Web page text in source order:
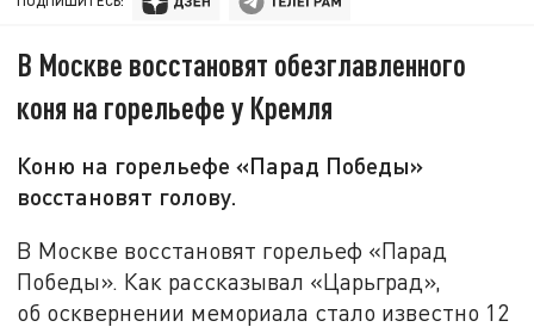
В Москве восстановят обезглавленного
коня на горельефе у Кремля
Коню на горельефе «Парад Победы»
восстановят голову.
В Москве восстановят горельеф «Парад
Победы». Как рассказывал «Царьград»,
об осквернении мемориала стало известно 12